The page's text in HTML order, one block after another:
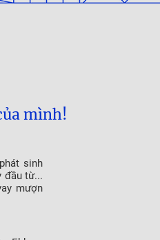
mình!
sinh
đầu từ...
mượn